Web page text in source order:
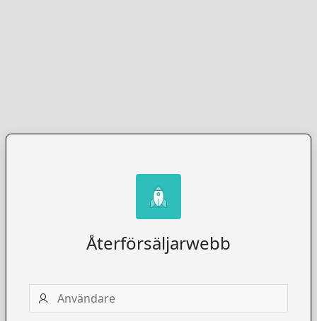
Återförsäljarwebb
Användare